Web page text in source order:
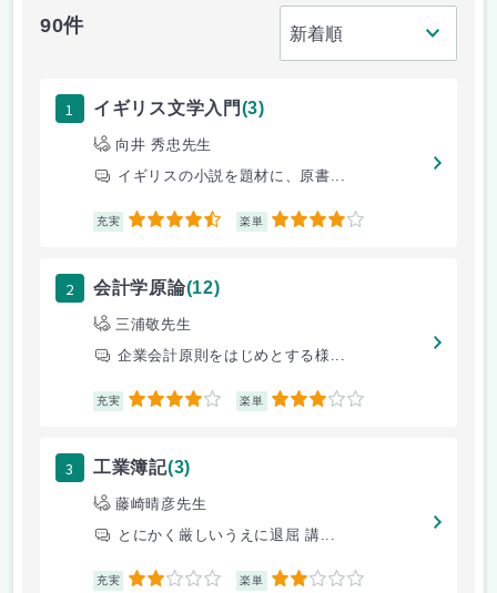
90件
1 イギリス文学入門(3)
向井 秀忠先生
イギリスの小説を題材に、原書...
充実 4.5 楽単 4
2 会計学原論(12)
三浦敬先生
企業会計原則をはじめとする様...
充実 4 楽単 3
3 工業簿記(3)
藤崎晴彦先生
とにかく厳しいうえに退屈 講...
充実 2 楽単 2